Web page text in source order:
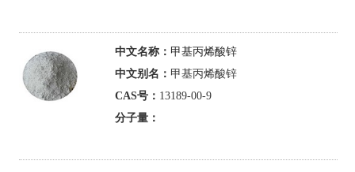
中文名称： 甲基丙烯酸锌
中文别名： 甲基丙烯酸锌
CAS号： 13189-00-9
分子量：